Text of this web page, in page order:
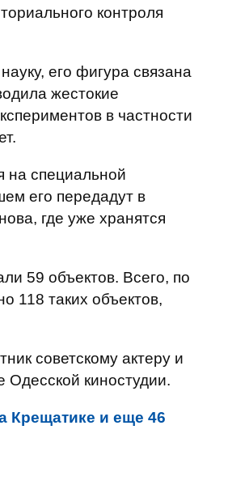
контроля
его фигура связана
жестокие
в частности
на специальной
его передадут в
где уже хранятся
59 объектов. Всего, по
118 таких объектов,
советскому актеру и
киностудии.
Крещатике и еще 46